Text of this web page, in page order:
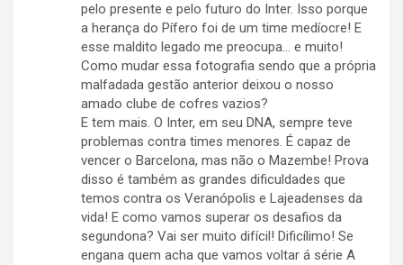
pelo presente e pelo futuro do Inter. Isso porque
a herança do Pífero foi de um time medíocre! E
esse maldito legado me preocupa… e muito!
Como mudar essa fotografia sendo que a própria
malfadada gestão anterior deixou o nosso
amado clube de cofres vazios?
E tem mais. O Inter, em seu DNA, sempre teve
problemas contra times menores. É capaz de
vencer o Barcelona, mas não o Mazembe! Prova
disso é também as grandes dificuldades que
temos contra os Veranópolis e Lajeadenses da
vida! E como vamos superar os desafios da
segundona? Vai ser muito difícil! Dificílimo! Se
engana quem acha que vamos voltar á série A